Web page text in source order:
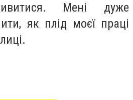
Мені дуже
як плід моєї праці